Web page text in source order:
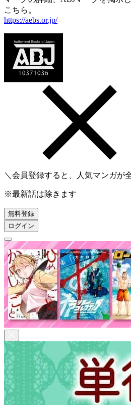
こちら。
https://aebs.or.jp/
＼会員登録すると、人気マンガが
※最新話は除きます
無料登録
ログイン